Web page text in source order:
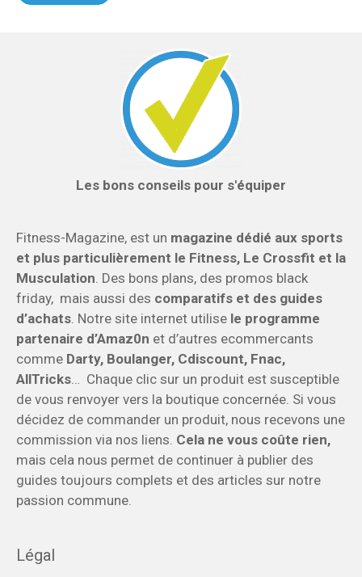
Les bons conseils pour s'équiper
Fitness-Magazine, est un magazine dédié aux sports
et plus particulièrement le Fitness, Le Crossfit et la
Musculation. Des bons plans, des promos black
friday, mais aussi des comparatifs et des guides
d’achats. Notre site internet utilise le programme
partenaire d’Amaz0n et d’autres ecommercants
comme Darty, Boulanger, Cdiscount, Fnac,
AllTricks… Chaque clic sur un produit est susceptible
de vous renvoyer vers la boutique concernée. Si vous
décidez de commander un produit, nous recevons une
commission via nos liens. Cela ne vous coûte rien,
mais cela nous permet de continuer à publier des
guides toujours complets et des articles sur notre
passion commune.
Légal